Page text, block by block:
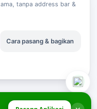
Sahabat Pro-U
tanpa address bar &
Cara pasang & bagikan